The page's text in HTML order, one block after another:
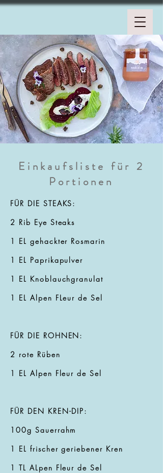
Einkaufsliste für 2
Portionen
FÜR DIE STEAKS:
2 Rib Eye Steaks
1 EL gehackter Rosmarin
1 EL Paprikapulver
1 EL Knoblauchgranulat
1 EL Alpen FLeur de Sel
FÜR DIE ROHNEN:
2 rote Rüben
1 EL Alpen Fleur de Sel
FÜR DEN KREN-DIP:
100g Sauerrahm
1 EL frischer geriebener Kren
1 TL ALpen Fleur de Sel